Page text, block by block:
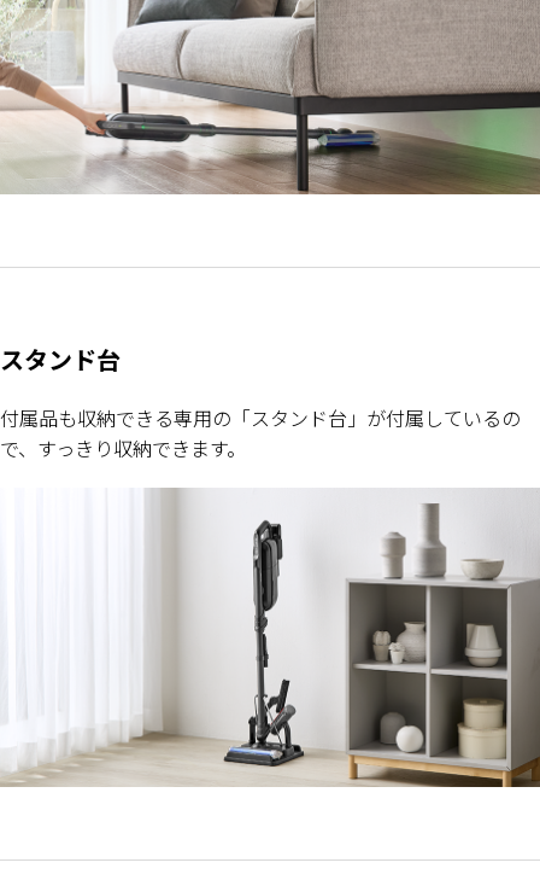
スタンド台
付属品も収納できる専用の「スタンド台」が付属しているの
で、すっきり収納できます。